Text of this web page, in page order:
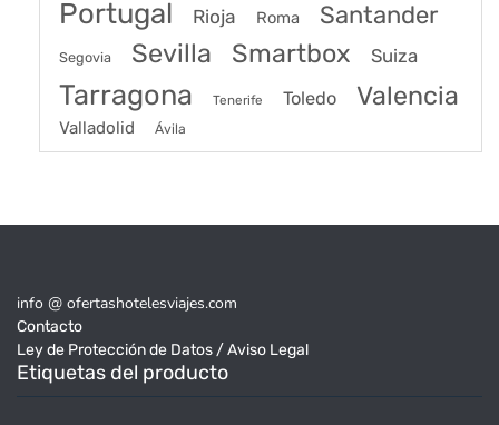
Portugal Rioja Roma Santander
Segovia Sevilla Smartbox Suiza
Tarragona Tenerife Toledo Valencia
Valladolid Ávila
info @ ofertashotelesviajes.com
Contacto
Ley de Protección de Datos / Aviso Legal
Etiquetas del producto